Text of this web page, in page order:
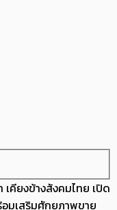
คียงข้างสังคมไทย เปิด
มเสริมศักยภาพขาย